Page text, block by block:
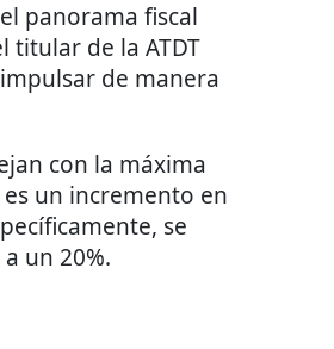
panorama fiscal
de la ATDT
de manera
con la máxima
un incremento en
se
un 20%.